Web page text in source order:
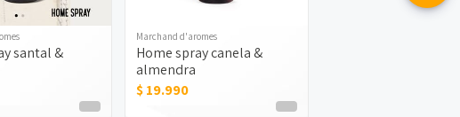
santal &
Marchand d'aromes
Home spray canela &
almendra
$ 19.990